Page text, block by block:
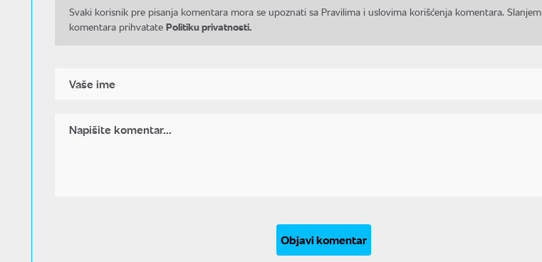
Svaki korisnik pre pisanja komentara mora se upoznati sa Pravilima i uslovima korišćenja komentara. Slanjem
komentara prihvatate Politiku privatnosti.
Objavi komentar